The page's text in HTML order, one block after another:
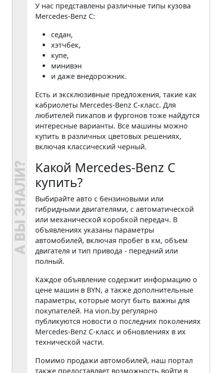
У нас представлены различные типы кузова
Mercedes-Benz C:
седан,
хэтчбек,
купе,
минивэн
и даже внедорожник.
Есть и эксклюзивные предложения, такие как
кабриолеты Mercedes-Benz C-класс. Для
любителей пикапов и фургонов тоже найдутся
интересные варианты. Все машины можно
купить в различных цветовых решениях,
включая классический черный.
Какой Mercedes-Benz C
купить?
Выбирайте авто с бензиновыми или
гибридными двигателями, с автоматической
или механической коробкой передач. В
объявлениях указаны параметры
автомобилей, включая пробег в км, объем
двигателя и тип привода - передний или
полный.
Каждое объявление содержит информацию о
цене машин в BYN, а также дополнительные
параметры, которые могут быть важны для
покупателей. На vion.by регулярно
публикуются новости о последних поколениях
Mercedes-Benz C-класс и обновлениях в их
технической части.
Помимо продажи автомобилей, наш портал
также предоставляет возможность войти в